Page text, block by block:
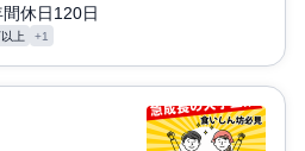
休日120日
上 +1